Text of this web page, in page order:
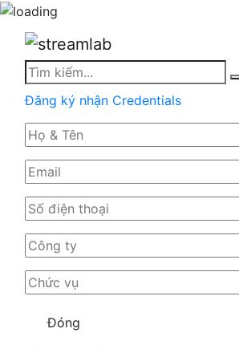
Search
for:
Đăng ký nhận Credentials
Đóng